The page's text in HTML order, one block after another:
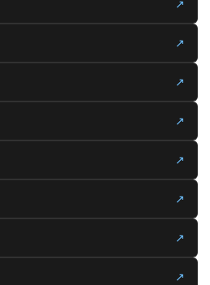
↗
↗
↗
↗
↗
↗
↗
↗